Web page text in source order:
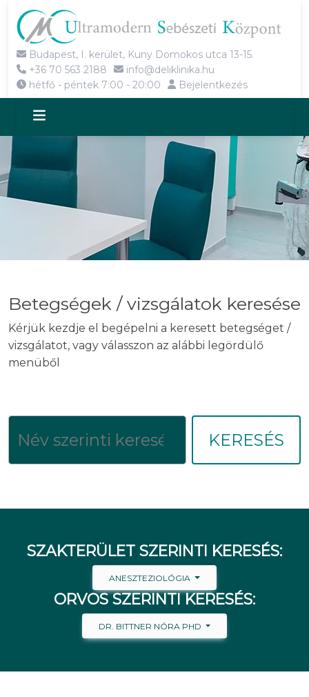
Budapest, I. kerület, Kuny Domokos utca 13-15.
+36 70 563 2188
info@deliklinika.hu
hétfő - péntek 7:00 - 20:00
Bejelentkezés
Betegségek / vizsgálatok keresése
Kérjük kezdje el begépelni a keresett betegséget /
vizsgálatot, vagy válasszon az alábbi legördülő
menüből
KERESÉS
SZAKTERÜLET SZERINTI KERESÉS:
ANESZTEZIOLÓGIA
ORVOS SZERINTI KERESÉS:
DR. BITTNER NÓRA PHD